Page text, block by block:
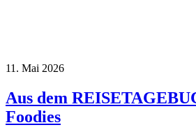
11. Mai 2026
Aus dem
Foodies